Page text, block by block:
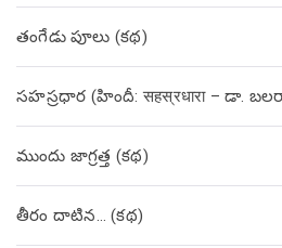
తంగేడు పూలు (క‌థ‌)
సహస్రధార (హిందీ: सहस्रधारा – డా.
ముందు జాగ్రత్త (క‌థ‌)
తీరం దాటిన… (క‌థ‌)